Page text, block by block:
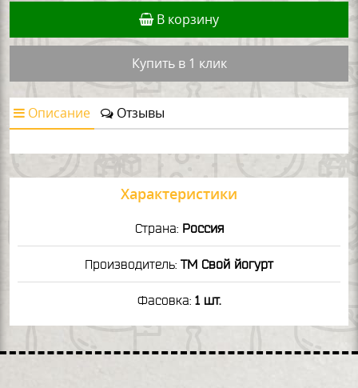
В корзину
Купить в 1 клик
Описание Отзывы
Характеристики
Страна: Россия
Производитель: ТМ Свой йогурт
Фасовка: 1 шт.